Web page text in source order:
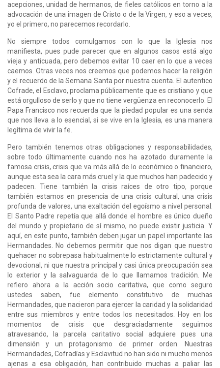
acepciones, unidad de hermanos, de fieles católicos en torno a la
advocación de una imagen de Cristo o de la Virgen, y eso a veces,
yo el primero, no parecemos recordarlo.
No siempre todos comulgamos con lo que la Iglesia nos
manifiesta, pues pude parecer que en algunos casos está algo
vieja y anticuada, pero debemos evitar 10 caer en lo que a veces
caemos. Otras veces nos creemos que podemos hacer la religión
y el recuerdo de la Semana Santa por nuestra cuenta. El autentico
Cofrade, el Esclavo, proclama públicamente que es cristiano y que
está orgulloso de serlo y que no tiene vergüenza en reconocerlo. El
Papa Francisco nos recuerda que la piedad popular es una senda
que nos lleva a lo esencial, si se vive en la Iglesia, es una manera
legítima de vivir la fe.
Pero también tenemos otras obligaciones y responsabilidades,
sobre todo últimamente cuando nos ha azotado duramente la
famosa crisis, crisis que va más allá de lo económico o financiero,
aunque esta sea la cara más cruel y la que muchos han padecido y
padecen. Tiene también la crisis raíces de otro tipo, porque
también estamos en presencia de una crisis cultural, una crisis
profunda de valores, una exaltación del egoísmo a nivel personal.
El Santo Padre repetía que allá donde el hombre es único dueño
del mundo y propietario de sí mismo, no puede existir justicia. Y
aquí, en este punto, también deben jugar un papel importante las
Hermandades. No debemos permitir que nos digan que nuestro
quehacer no sobrepasa habitualmente lo estrictamente cultural y
devocional, ni que nuestra principal y casi única preocupación sea
lo exterior y la salvaguarda de lo que llamamos tradición. Me
refiero ahora a la acción socio caritativa, que como seguro
ustedes saben, fue elemento constitutivo de muchas
Hermandades, que nacieron para ejercer la caridad y la solidaridad
entre sus miembros y entre todos los necesitados. Hoy en los
momentos de crisis que desgraciadamente seguimos
atravesando, la parcela caritativo social adquiere pues una
dimensión y un protagonismo de primer orden. Nuestras
Hermandades, Cofradías y Esclavitud no han sido ni mucho menos
ajenas a esa obligación, han contribuido muchas a paliar las